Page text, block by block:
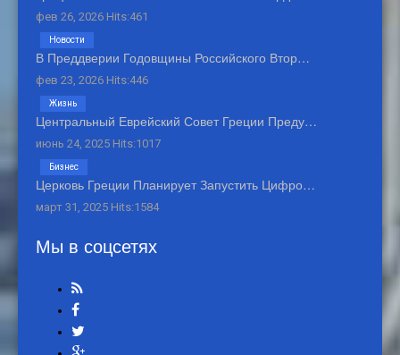
фев 26, 2026 Hits:461
В Преддверии Годовщины Российского Втор…
фев 23, 2026 Hits:446
Новости
Центральный Еврейский Совет Греции Преду…
июнь 24, 2025 Hits:1017
Жизнь
Церковь Греции Планирует Запустить Цифро…
март 31, 2025 Hits:1584
Бизнес
Мы в соцсетях